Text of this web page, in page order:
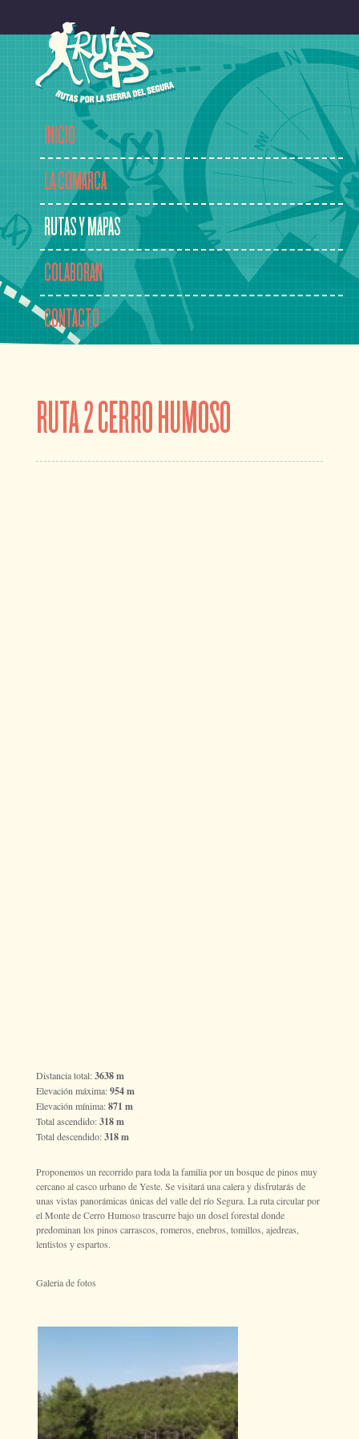
INICIO
LA COMARCA
RUTAS Y MAPAS
COLABORAN
CONTACTO
RUTA 2 CERRO HUMOSO
Distancia total:3638 m
Elevación máxima:954 m
Elevación mínima:871 m
Total ascendido:318 m
Total descendido:318 m
Proponemos un recorrido para toda la familia por un bosque de pinos muy
cercano al casco urbano de Yeste. Se visitará una calera y disfrutarás de
unas vistas panorámicas únicas del valle del río Segura. La ruta circular por
el Monte de Cerro Humoso trascurre bajo un dosel forestal donde
predominan los pinos carrascos, romeros, enebros, tomillos, ajedreas,
lentistos y espartos.
Galeria de fotos